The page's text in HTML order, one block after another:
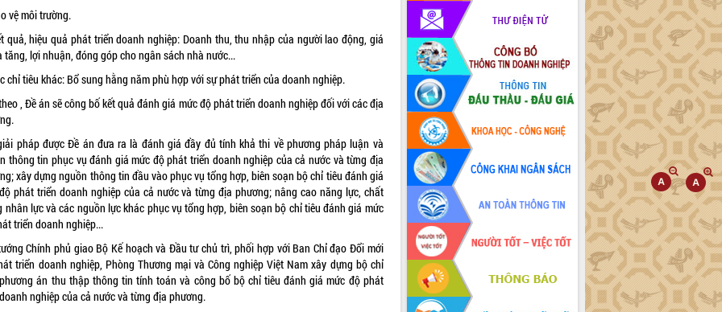
vệ môi trường.
quả, hiệu quả phát triển doanh nghiệp: Doanh thu, thu nhập của người lao động, giá
tăng, lợi nhuận, đóng góp cho ngân sách nhà nước...
chỉ tiêu khác: Bổ sung hằng năm phù hợp với sự phát triển của doanh nghiệp.
, Đề án sẽ công bố kết quả đánh giá mức độ phát triển doanh nghiệp đối với các địa
pháp được Đề án đưa ra là đánh giá đầy đủ tính khả thi về phương pháp luận và
thông tin phục vụ đánh giá mức độ phát triển doanh nghiệp của cả nước và từng địa
xây dựng nguồn thông tin đầu vào phục vụ tổng hợp, biên soạn bộ chỉ tiêu đánh giá
phát triển doanh nghiệp của cả nước và từng địa phương; nâng cao năng lực, chất
nhân lực và các nguồn lực khác phục vụ tổng hợp, biên soạn bộ chỉ tiêu đánh giá mức
triển doanh nghiệp...
Chính phủ giao Bộ Kế hoạch và Đầu tư chủ trì, phối hợp với Ban Chỉ đạo Đổi mới
triển doanh nghiệp, Phòng Thương mại và Công nghiệp Việt Nam xây dựng bộ chỉ
án thu thập thông tin tính toán và công bố bộ chỉ tiêu đánh giá mức độ phát
nghiệp của cả nước và từng địa phương.